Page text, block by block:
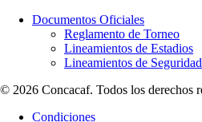
Documentos Oficiales
Reglamento de Torneo
Lineamientos de Estadios
Lineamientos de Seguridad
© 2026 Concacaf. Todos los derechos
Condiciones